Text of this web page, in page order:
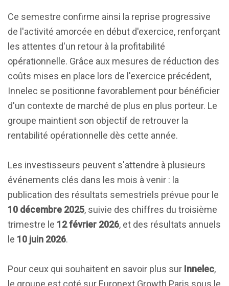
Ce semestre confirme ainsi la reprise progressive
de l'activité amorcée en début d'exercice, renforçant
les attentes d'un retour à la profitabilité
opérationnelle. Grâce aux mesures de réduction des
coûts mises en place lors de l'exercice précédent,
Innelec se positionne favorablement pour bénéficier
d'un contexte de marché de plus en plus porteur. Le
groupe maintient son objectif de retrouver la
rentabilité opérationnelle dès cette année.
Les investisseurs peuvent s'attendre à plusieurs
événements clés dans les mois à venir : la
publication des résultats semestriels prévue pour le
10 décembre 2025, suivie des chiffres du troisième
trimestre le 12 février 2026, et des résultats annuels
le 10 juin 2026.
Pour ceux qui souhaitent en savoir plus sur Innelec,
le groupe est coté sur Euronext Growth Paris sous le